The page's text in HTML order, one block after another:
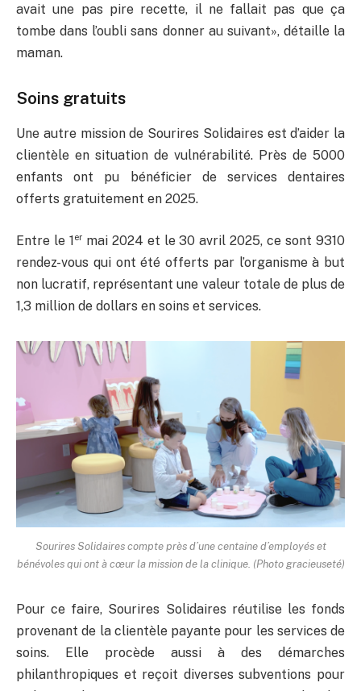
avait une pas pire recette, il ne fallait pas que ça
tombe dans l’oubli sans donner au suivant», détaille la
maman.
Soins gratuits
Une autre mission de Sourires Solidaires est d’aider la
clientèle en situation de vulnérabilité. Près de 5000
enfants ont pu bénéficier de services dentaires
offerts gratuitement en 2025.
Entre le 1ermai 2024 et le 30 avril 2025, ce sont 9310
rendez-vous qui ont été offerts par l’organisme à but
non lucratif, représentant une valeur totale de plus de
1,3 million de dollars en soins et services.
Sourires Solidaires compte près d’une centaine d’employés et
bénévoles qui ont à cœur la mission de la clinique. (Photo gracieuseté)
Pour ce faire, Sourires Solidaires réutilise les fonds
provenant de la clientèle payante pour les services de
soins. Elle procède aussi à des démarches
philanthropiques et reçoit diverses subventions pour